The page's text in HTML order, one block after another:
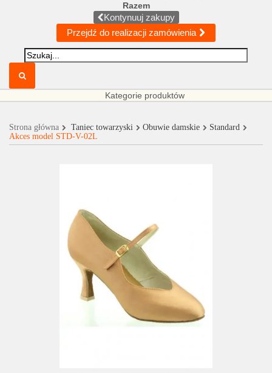
Razem
Kontynuuj zakupy
Przejdź do realizacji zamówienia
Kategorie produktów
Strona główna Taniec towarzyski Obuwie damskie
Standard
Akces model STD-V-02L